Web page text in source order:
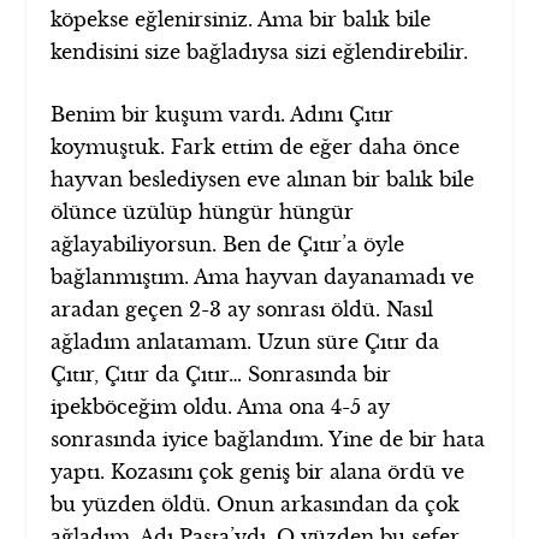
köpekse eğlenirsiniz. Ama bir balık bile
kendisini size bağladıysa sizi eğlendirebilir.
Benim bir kuşum vardı. Adını Çıtır
koymuştuk. Fark ettim de eğer daha önce
hayvan beslediysen eve alınan bir balık bile
ölünce üzülüp hüngür hüngür
ağlayabiliyorsun. Ben de Çıtır’a öyle
bağlanmıştım. Ama hayvan dayanamadı ve
aradan geçen 2-3 ay sonrası öldü. Nasıl
ağladım anlatamam. Uzun süre Çıtır da
Çıtır, Çıtır da Çıtır… Sonrasında bir
ipekböceğim oldu. Ama ona 4-5 ay
sonrasında iyice bağlandım. Yine de bir hata
yaptı. Kozasını çok geniş bir alana ördü ve
bu yüzden öldü. Onun arkasından da çok